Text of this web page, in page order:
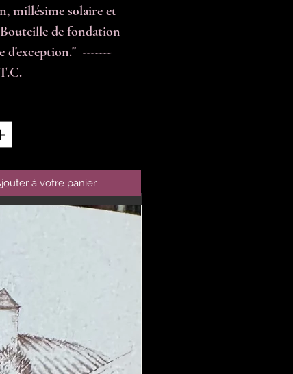
millésime solaire et
de fondation
d'exception."  -------
à votre panier